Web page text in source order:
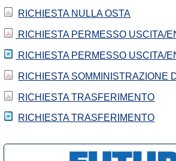
RICHIESTA NULLA OSTA
RICHIESTA PERMESSO USCITA/
RICHIESTA PERMESSO USCITA/
RICHIESTA SOMMINISTRAZIONE
RICHIESTA TRASFERIMENTO
RICHIESTA TRASFERIMENTO